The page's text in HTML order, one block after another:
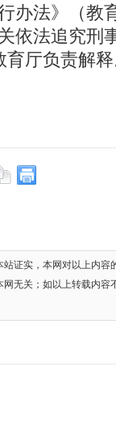
办法》（教
依法追究刑
厅负责解
证实，本网对以上内
无关；如以上转载内容